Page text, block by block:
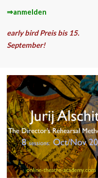
⇒anmelden
early bird Preis bis 15.
September!